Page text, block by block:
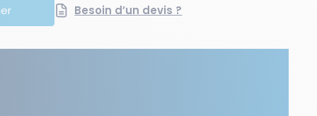
Besoin d’un devis ?